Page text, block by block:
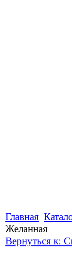
Главная
Желанная
Вернуться к: